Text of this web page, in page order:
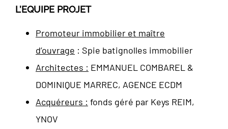
L’EQUIPE PROJET
Promoteur immobilier et maître
d’ouvrage : Spie batignolles immobilier
Architectes : EMMANUEL COMBAREL &
DOMINIQUE MARREC, AGENCE ECDM
Acquéreurs : fonds géré par Keys REIM,
YNOV